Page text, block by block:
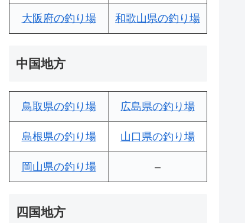
大阪府の釣り場 和歌山県の釣り場
中国地方
鳥取県の釣り場 広島県の釣り場
島根県の釣り場 山口県の釣り場
岡山県の釣り場 –
四国地方